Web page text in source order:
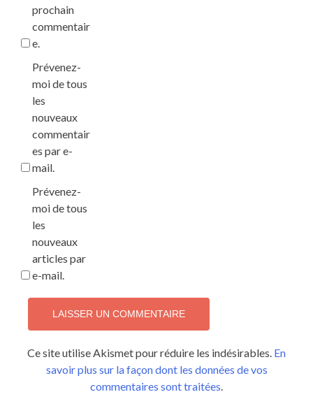
prochain
commentair
e.
Prévenez-
moi de tous
les
nouveaux
commentair
es par e-
mail.
Prévenez-
moi de tous
les
nouveaux
articles par
e-mail.
Ce site utilise Akismet pour réduire les indésirables. En
savoir plus sur la façon dont les données de vos
commentaires sont traitées.